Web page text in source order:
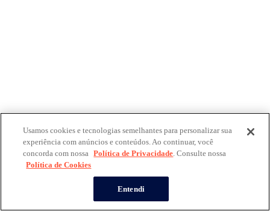
Usamos cookies e tecnologias semelhantes para personalizar sua
experiência com anúncios e conteúdos. Ao continuar, você
concorda com nossa Política de Privacidade. Consulte nossa
Política de Cookies
Entendi